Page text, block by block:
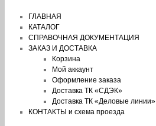
ГЛАВНАЯ
КАТАЛОГ
СПРАВОЧНАЯ ДОКУМЕНТАЦИЯ
ЗАКАЗ И ДОСТАВКА
Корзина
Мой аккаунт
Оформление заказа
Доставка ТК «СДЭК»
Доставка ТК «Деловые линии»
КОНТАКТЫ и схема проезда